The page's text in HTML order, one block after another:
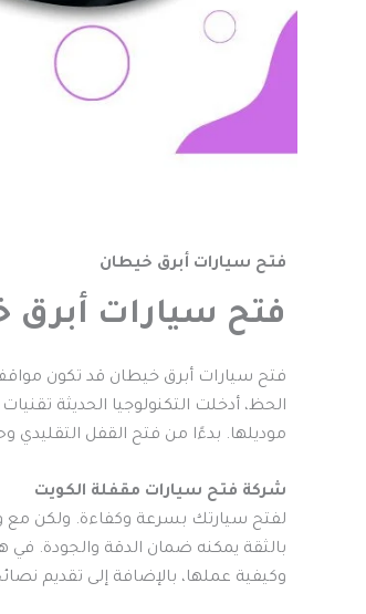
فتح سيارات أبرق خيطان
فتح سيارات أبرق
فتح سيارات أبرق خيطان قد تكون
الحظ، أدخلت التكنولوجيا الحديثة
موديلها. بدءًا من فتح القفل التقليدي
شركة فتح سيارات مقفلة الكويت
لفتح سيارتك بسرعة وكفاءة. ولكن مع
بالثقة يمكنه ضمان الدقة والجودة. في
وكيفية عملها، بالإضافة إلى تقديم